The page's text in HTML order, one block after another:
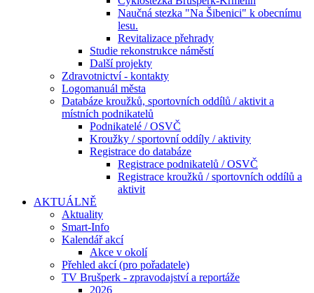
Naučná stezka "Na Šibenici" k obecnímu
lesu.
Revitalizace přehrady
Studie rekonstrukce náměstí
Další projekty
Zdravotnictví - kontakty
Logomanuál města
Databáze kroužků, sportovních oddílů / aktivit a
místních podnikatelů
Podnikatelé / OSVČ
Kroužky / sportovní oddíly / aktivity
Registrace do databáze
Registrace podnikatelů / OSVČ
Registrace kroužků / sportovních oddílů a
aktivit
AKTUÁLNĚ
Aktuality
Smart-Info
Kalendář akcí
Akce v okolí
Přehled akcí (pro pořadatele)
TV Brušperk - zpravodajství a reportáže
2026